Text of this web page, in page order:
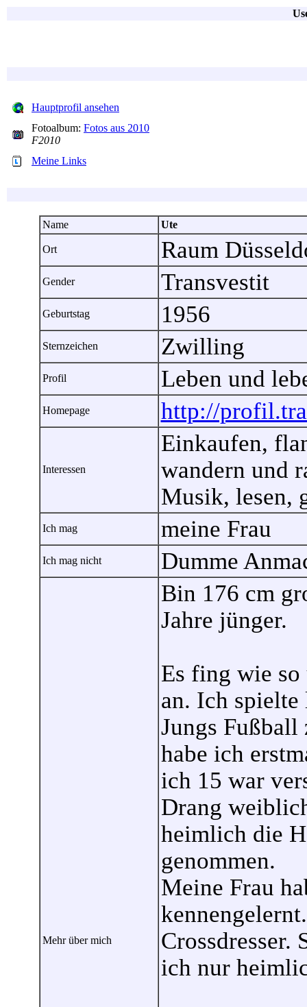
Hauptprofil ansehen
Fotoalbum: Fotos aus 2010
F2010
Meine Links
Name Ute
Ort Raum
Gender Transvestit
Geburtstag 1956
Sternzeichen Zwilling
Profil Leben und
Homepage http://
Interessen
Einkaufen,
wandern und
Musik, lesen,
Ich mag meine Frau
Ich mag nicht Dumme
Mehr über mich
Bin 176 cm
Jahre jünger.
Es fing wie
an. Ich
Jungs Fußball
habe ich
ich 15 war
Drang
heimlich die
genommen.
Meine Frau
Crossdresser.
ich nur